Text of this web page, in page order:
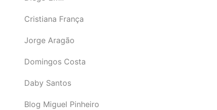
Cristiana França
Jorge Aragão
Domingos Costa
Daby Santos
Blog Miguel Pinheiro